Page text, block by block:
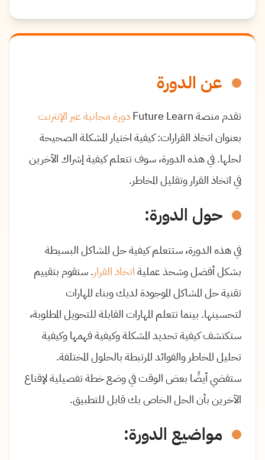
عن الدورة
تقدم منصة Future Learn
دورة مجانية عبر الإنترنت
بعنوان اتخاذ القرارات: كيفية اختيار المشكلة الصحيحة
لحلها. في هذه الدورة، سوف تتعلم كيفية إشراك الآخرين
في اتخاذ القرار وتقليل المخاطر.
حول الدورة:
في هذه الدورة، ستتعلم كيفية حل المشاكل البسيطة
بشكل أفضل وشحذ عمليةاتخاذ القرار. ستقوم بتقييم
تقنية حل المشاكل الموجودة لديك وبناء المهارات
لتحسينها. بينما تتعلم المهارات القابلة للتحويل المطلوبة،
ستكتشف كيفية تحديد المشكلة وكيفية فهمها وكيفية
تحليل المخاطر والفوائد المرتبطة بالحلول المختلفة.
ستقضي أيضًا بعض الوقت في وضع خطة تفصيلية لإقناع
الآخرين بأن الحل الخاص بك قابل للتطبيق.
مواضيع الدورة: